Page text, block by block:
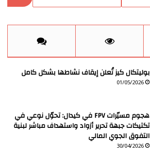
بوليتكال كيز تُعلن إيقاف نشاطها بشكل كامل
01/05/2026
هجوم مسيّرات FPV في كيدال: تحوّل نوعي في
تكتيكات جبهة تحرير أزواد واستهداف مباشر لبنية
التفوق الجوي المالي
30/04/2026